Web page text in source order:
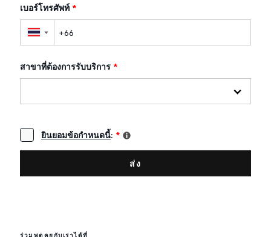
เบอร์โทรศัพท์ *
▼
สาขาที่ต้องการรับบริการ *
ยินยอมข้อกำหนดนี้: *